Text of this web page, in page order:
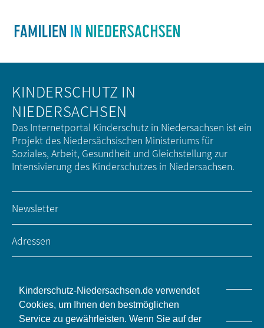
Kinderschutz-Niedersachsen.de verwendet
Cookies, um Ihnen den bestmöglichen
Service zu gewährleisten. Wenn Sie auf der
KINDERSCHUTZ IN
NIEDERSACHSEN
Das Internetportal Kinderschutz in Niedersachsen ist ein
Projekt des Niedersächsischen Ministeriums für
Soziales, Arbeit, Gesundheit und Gleichstellung zur
Intensivierung des Kinderschutzes in Niedersachsen.
Newsletter
Adressen
Datenschutz